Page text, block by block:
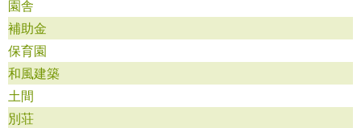
園舎
補助金
保育園
和風建築
土間
別荘